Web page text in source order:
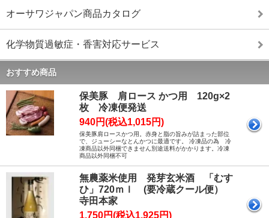
オーサワジャパン商品カタログ
化学物質過敏症・香害対応サービス
おすすめ商品
保美豚 肩ロース かつ用 120g×2
枚 冷凍便発送
940円(税込1,015円)
保美豚肩ロースかつ用。赤身と脂の旨みが詰まった部位
で、ジューシーなとんかつに最適です。 冷凍品の為 冷
凍商品以外同梱できません別途送料がかかります。冷凍
商品以外同梱不可
無農薬米使用 発芽玄米酒 「むす
ひ」720ｍｌ (要冷蔵クール便）
寺田本家
1,750円(税込1,925円)